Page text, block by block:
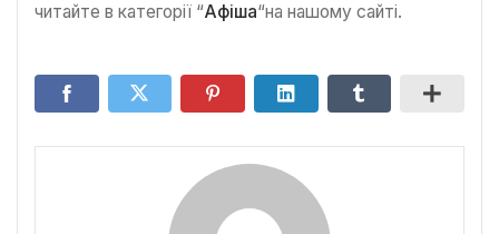
читайте в категорії “Афіша“на нашому сайті.